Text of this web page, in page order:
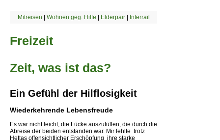
Mitreisen | Wohnen geg. Hilfe | Elderpair| Interrail
Freizeit
Zeit, was ist das?
Ein Gefühl der Hilflosigkeit
Wiederkehrende Lebensfreude
Es war nicht leicht, die Lücke auszufüllen, die durch die
Abreise der beiden entstanden war. Mir fehlte  trotz
Hettas offensichtlicher Erschöpfung  ihre starke